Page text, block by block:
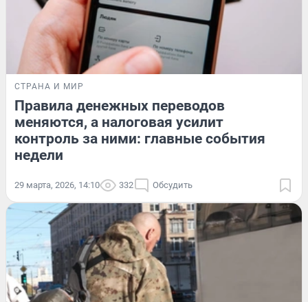
СТРАНА И МИР
Правила денежных переводов
меняются, а налоговая усилит
контроль за ними: главные события
недели
29 марта, 2026, 14:10 332 Обсудить